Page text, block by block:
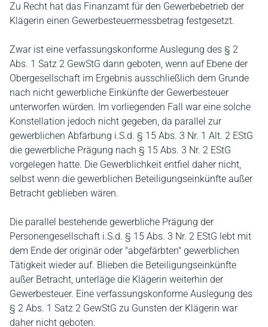
Zu Recht hat das Finanzamt für den Gewerbebetrieb der
Klägerin einen Gewerbesteuermessbetrag festgesetzt.
Zwar ist eine verfassungskonforme Auslegung des § 2
Abs. 1 Satz 2 GewStG dann geboten, wenn auf Ebene der
Obergesellschaft im Ergebnis ausschließlich dem Grunde
nach nicht gewerbliche Einkünfte der Gewerbesteuer
unterworfen würden. Im vorliegenden Fall war eine solche
Konstellation jedoch nicht gegeben, da parallel zur
gewerblichen Abfärbung i.S.d. § 15 Abs. 3 Nr. 1 Alt. 2 EStG
die gewerbliche Prägung nach § 15 Abs. 3 Nr. 2 EStG
vorgelegen hatte. Die Gewerblichkeit entfiel daher nicht,
selbst wenn die gewerblichen Beteiligungseinkünfte außer
Betracht geblieben wären.
Die parallel bestehende gewerbliche Prägung der
Personengesellschaft i.S.d. § 15 Abs. 3 Nr. 2 EStG lebt mit
dem Ende der originär oder "abgefärbten" gewerblichen
Tätigkeit wieder auf. Blieben die Beteiligungseinkünfte
außer Betracht, unterläge die Klägerin weiterhin der
Gewerbesteuer. Eine verfassungskonforme Auslegung des
§ 2 Abs. 1 Satz 2 GewStG zu Gunsten der Klägerin war
daher nicht geboten.